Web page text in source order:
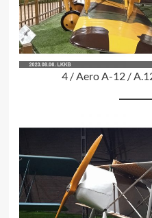
4 / Aero A-12 /